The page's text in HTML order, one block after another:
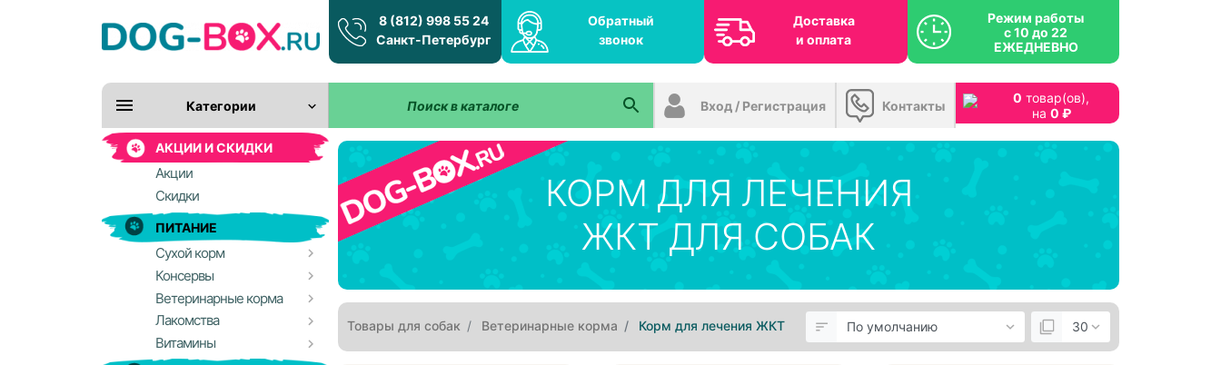
8 (812) 998 55 24
Санкт-Петербург
Обратный
звонок
Доставка
и оплата
Режим работы
с 10 до 22
ЕЖЕДНЕВНО
0 товар(ов),
на 0 ₽
Категории
АКЦИИ И СКИДКИ
Акции
Скидки
ПИТАНИЕ
Сухой корм
Консервы
Ветеринарные корма
Лакомства
Витамины
Вход / Регистрация Контакты
КОРМ ДЛЯ ЛЕЧЕНИЯ
ЖКТ ДЛЯ СОБАК
Товары для собак Ветеринарные корма Корм для лечения ЖКТ